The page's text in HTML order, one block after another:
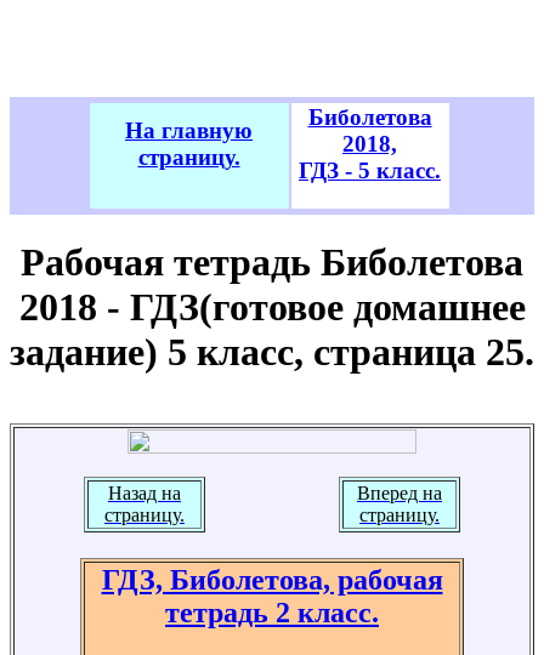
На главную
страницу.
Биболетова
2018,
ГДЗ - 5 класс.
Рабочая тетрадь Биболетова
2018 - ГДЗ(готовое домашнее
задание) 5 класс, страница 25.
Назад на
страницу.
Вперед на
страницу.
ГДЗ, Биболетова, рабочая
тетрадь 2 класс.